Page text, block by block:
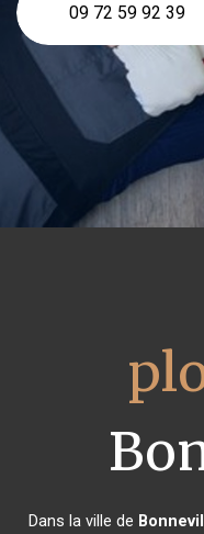
09 72 59 92 39
Dans la ville de